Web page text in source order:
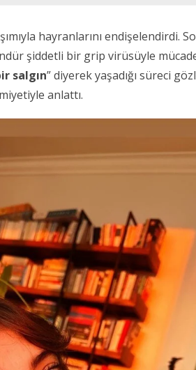
hayranlarını endişelendirdi.
şiddetli bir grip virüsüyle
salgın” diyerek yaşadığı süreci
anlattı.